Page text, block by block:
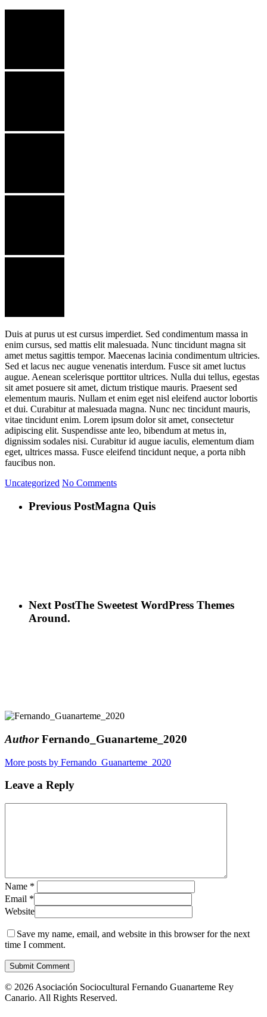
Duis at purus ut est cursus imperdiet. Sed condimentum massa in
enim cursus, sed mattis elit malesuada. Nunc tincidunt magna sit
amet metus sagittis tempor. Maecenas lacinia condimentum ultricies.
Sed et lacus nec augue venenatis interdum. Fusce sit amet luctus
augue. Aenean scelerisque porttitor ultrices. Nulla dui tellus, egestas
sit amet posuere sit amet, dictum tristique mauris. Praesent sed
elementum mauris. Nullam et enim eget nisl eleifend auctor lobortis
et dui. Curabitur at malesuada magna. Nunc nec tincidunt mauris,
vitae tincidunt enim. Lorem ipsum dolor sit amet, consectetur
adipiscing elit. Suspendisse ante leo, bibendum at metus in,
dignissim sodales nisi. Curabitur id augue iaculis, elementum diam
eget, ultrices massa. Fusce eleifend tincidunt neque, a porta nibh
faucibus non.
Uncategorized No Comments
Previous PostMagna Quis
Next PostThe Sweetest WordPress Themes
Around.
AuthorFernando_Guanarteme_2020
More posts by Fernando_Guanarteme_2020
Leave a Reply
Name *
Email *
Website
Save my name, email, and website in this browser for the next
time I comment.
© 2026 Asociación Sociocultural Fernando Guanarteme Rey
Canario. All Rights Reserved.